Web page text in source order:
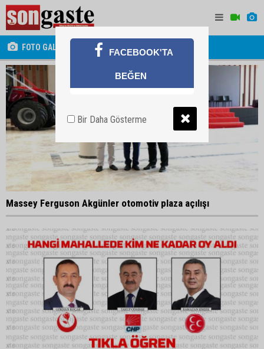
FOTO GALERİ
Massey Ferguson Akgünler otomotiv plaza açılışı
FACEBOOK'TA
BEĞEN
Bir Daha Gösterme